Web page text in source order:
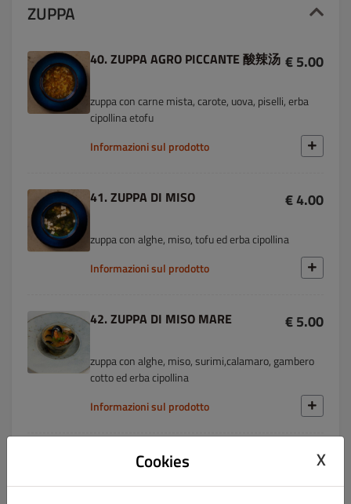
ZUPPA
40. ZUPPA AGRO PICCANTE 酸辣汤 € 5.00
zuppa con carne mista, carote, uova, piselli, erba
cipollina etofu
Informazioni sul prodotto
41. ZUPPA DI MISO € 4.00
zuppa con alghe, miso, tofu ed erba cipollina
Informazioni sul prodotto
42. ZUPPA DI MISO MARE € 5.00
zuppa con alghe, miso, surimi,calamaro, gambero
cotto ed erba cipollina
Informazioni sul prodotto
43. ZUPPA DI MAIS E POLLO 鸡肉玉
€ 5.00
Cookies X